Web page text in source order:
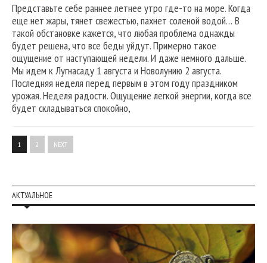
Представьте себе раннее летнее утро где-то на море. Когда
еще нет жары, тянет свежестью, пахнет соленой водой… В
такой обстановке кажется, что любая проблема однажды
будет решена, что все беды уйдут. Примерно такое
ощущение от наступающей недели. И даже немного дальше.
Мы идем к Лугнасаду 1 августа и Новолунию 2 августа.
Последняя неделя перед первым в этом году праздником
урожая. Неделя радости. Ощущение легкой энергии, когда все
будет складываться спокойно,
1 2 NEXT
АКТУАЛЬНОЕ